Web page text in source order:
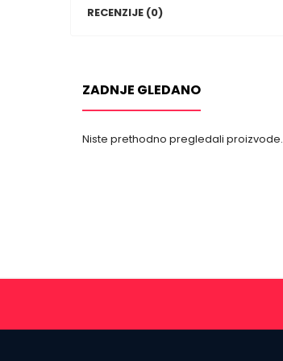
RECENZIJE (0)
ZADNJE GLEDANO
Niste prethodno pregledali proizvode.